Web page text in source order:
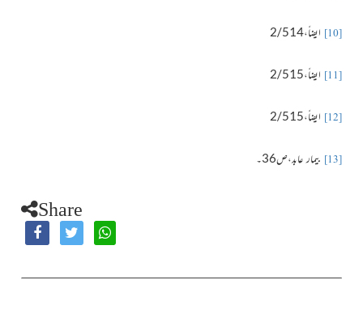
[10] ایضاً،2/514
[11] ایضاً،2/515
[12] ایضاً،2/515
[13] بیمار عابد،ص36۔
Share